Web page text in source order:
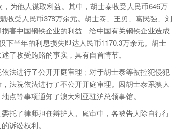
为他人谋取利益。其中，胡士泰收受人民币646万
收受人民币378万余元。胡士泰、王勇、葛民强、刘
害中国钢铁企业的利益，给中国有关钢铁企业造成
下半年的利息损失即达人民币1170.3万余元。胡士
了收受贿赂的事实，具有自首情节。
进行了公开开庭审理；对于胡士泰等被控犯侵犯
法院依法进行了不公开开庭审理。因胡士泰系澳大
点等事项通知了澳大利亚驻沪总领事馆。
了律师担任辩护人。庭审中，各被告人除自行行
诉讼权利。